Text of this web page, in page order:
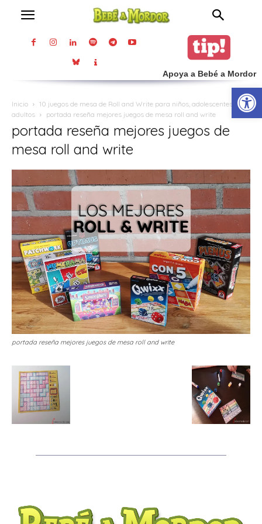
Apoya a Bebé a Mordor
Inicio
10 juegos de mesa de Roll and Write para niños, adolescentes y
adultos
portada reseña mejores juegos de mesa roll and write
portada reseña mejores juegos de
mesa roll and write
portada reseña mejores juegos de mesa roll and write